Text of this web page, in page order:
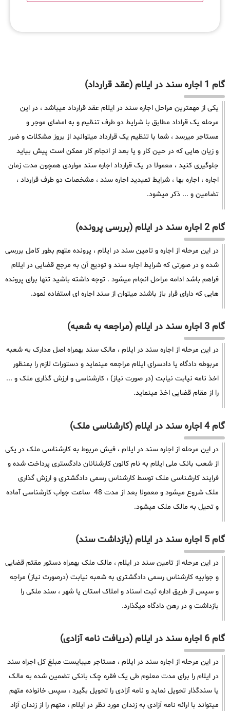
گام 1 اجاره سند در ایلام (عقد قرارداد)
یکی از مهمترین مراحل اجاره سند در ایلام عقد قرارداد میباشد ، در این
مرحله یک قراداد مطابق با شرایط دو طرف تنظیم و به امضای موجر و
مستاجر میرسد ، شما با تنظیم یک قرارداد میتوانید از بروز مشکلات و ضرر
و زیان هایی که در حین کار و یا بعد از انجام کار ممکن است پیش بیاید
جلوگیری کنید ، معمولا در یک قرارداد اجاره سند مواردی همچون مدت زمان
اجاره ، اجاره بها ، شرایط تمیدید اجاره سند ، مشخصات دو طرف قرارداد ،
تضامین و ... ذکر میشود.
گام 2 اجاره سند در ایلام (بررسی پرونده)
در این مرحله از اجاره و تامین سند در ایلام ، پرونده متهم بطور کامل بررسی
شده و در صورتی که شرایط اجاره سند و تودیع آن به مرجع قضایی در ایلام
فراهم باشد ادامه مراحل انجام میشود . توجه داشته باشید تنها برای پرونده
هایی که دارای قرار باز باشند میتوان از سند اجاره ای استفاده نمود.
گام 3 اجاره سند در ایلام (مراجعه به شعبه)
در این مرحله از اجاره سند در ایلام ، مالک سند بهمراه اصل مدارک به شعبه
مربوطه دادگاه یا دادسرای ایلام مراجعه مینماید و دستورات لازم را بمنظور
اخذ نامه نیابت نیابت (در صورت نیاز) ، کارشناسی و ارزش گذاری ملک و ...
را از مقام قضایی اخذ مینماید.
گام 4 اجاره سند در ایلام (کارشناسی ملک)
در این مرحله از اجاره سند در ایلام ، فیش مربوط به کارشناسی ملک در یکی
از شعب بانک ملی ایلام به نام کانون کارشنانان دادگستری پرداخت شده و
فرایند کارشناسی ملک توسط کارشناس رسمی دادگشتری و ارزش گذاری
ملک شروع میشود و معمولا بعد از مدت 48 ساعت جواب کارشناسی آماده
و تحیل به مالک ملک میشود.
گام 5 اجاره سند در ایلام (بازداشت سند)
در این مرحله از تامین سند در ایلام ، مالک ملک بهمراه دستور مقتم قضایی
و جوابیه کارشناس رسمی دادگشتری به شعبه نیابت (درصورت نیاز) مراجه
و سپس از طریق اداره ثبت اسناد و املاک استان یا شهر ، سند ملکی را
بازداشت و در رهن دادگاه میگذارد.
گام 6 اجاره سند در ایلام (دریافت نامه آزادی)
در این مرحله از اجاره سند در ایلام ، مستاجر میبایست مبلغ کل اجراه سند
در ایلام را برای مدت معلوم طی یک فقره چک بانکی تضمین شده به مالک
یا سندگذار تحویل نماید و نامه آزادی را تحویل بگیرد ، سپس خانواده متهم
میتواند با ارائه نامه آزادی به زندان مورد نظر در ایلام ، متهم را از زندان آزاد